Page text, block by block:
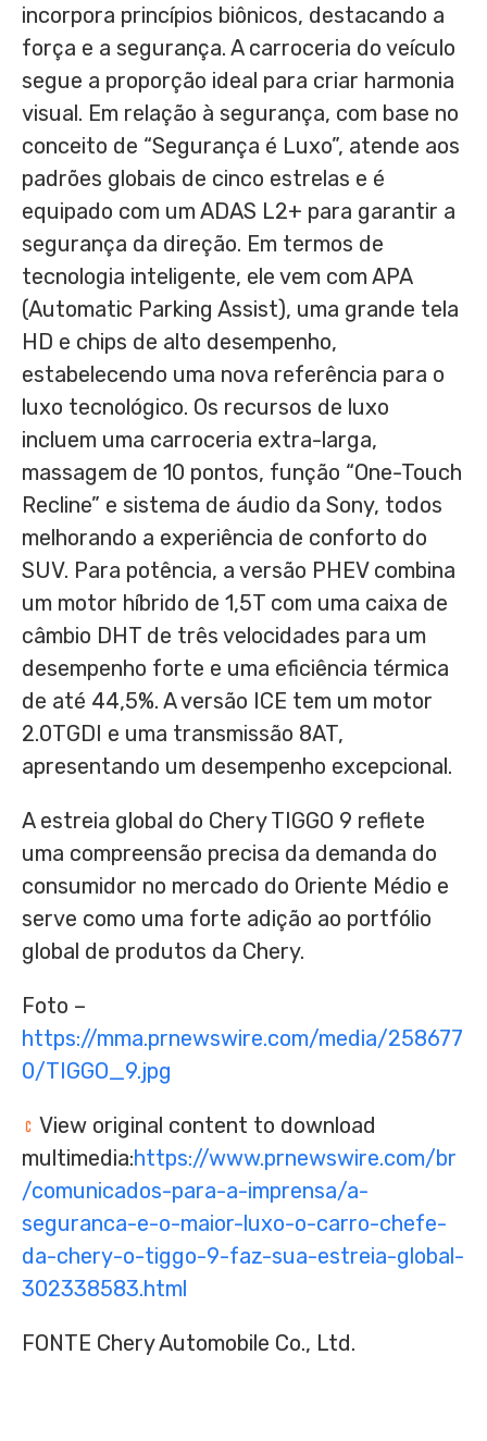
incorpora princípios biônicos, destacando a
força e a segurança. A carroceria do veículo
segue a proporção ideal para criar harmonia
visual. Em relação à segurança, com base no
conceito de “Segurança é Luxo”, atende aos
padrões globais de cinco estrelas e é
equipado com um ADAS L2+ para garantir a
segurança da direção. Em termos de
tecnologia inteligente, ele vem com APA
(Automatic Parking Assist), uma grande tela
HD e chips de alto desempenho,
estabelecendo uma nova referência para o
luxo tecnológico. Os recursos de luxo
incluem uma carroceria extra-larga,
massagem de 10 pontos, função “One-Touch
Recline” e sistema de áudio da Sony, todos
melhorando a experiência de conforto do
SUV. Para potência, a versão PHEV combina
um motor híbrido de 1,5T com uma caixa de
câmbio DHT de três velocidades para um
desempenho forte e uma eficiência térmica
de até 44,5%. A versão ICE tem um motor
2.0TGDI e uma transmissão 8AT,
apresentando um desempenho excepcional.
A estreia global do Chery TIGGO 9 reflete
uma compreensão precisa da demanda do
consumidor no mercado do Oriente Médio e
serve como uma forte adição ao portfólio
global de produtos da Chery.
Foto –
https://mma.prnewswire.com/media/258677
0/TIGGO_9.jpg
View original content to download
multimedia:https://www.prnewswire.com/br
/comunicados-para-a-imprensa/a-
seguranca-e-o-maior-luxo-o-carro-chefe-
da-chery-o-tiggo-9-faz-sua-estreia-global-
302338583.html
FONTE Chery Automobile Co., Ltd.